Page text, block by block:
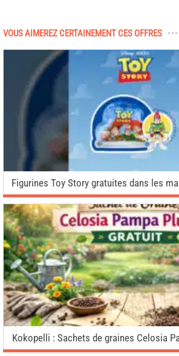
VOUS AIMEREZ CERTAINEMENT CES OFFRES
Figurines Toy Story gratuites dans les
Kokopelli : Sachets de graines Celosia